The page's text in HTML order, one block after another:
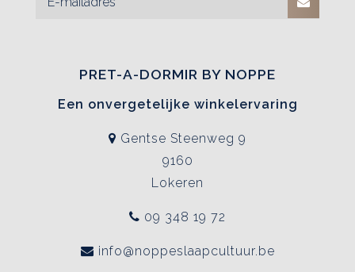
PRET-A-DORMIR BY NOPPE
Een onvergetelijke winkelervaring
Gentse Steenweg 9
9160
Lokeren
09 348 19 72
info@noppeslaapcultuur.be